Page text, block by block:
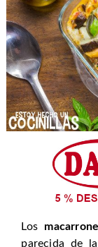
Los
parecida de la